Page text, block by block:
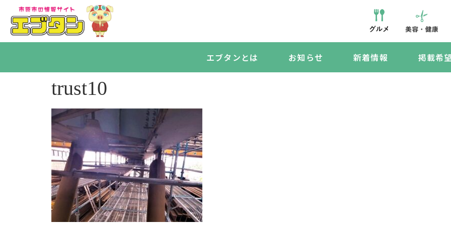
エブタンとは お知らせ 新着情報 掲載希
trust10